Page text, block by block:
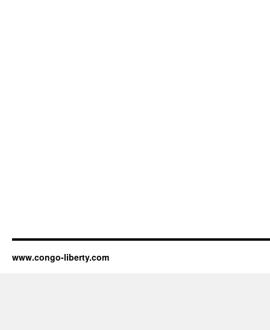
www.congo-liberty.com